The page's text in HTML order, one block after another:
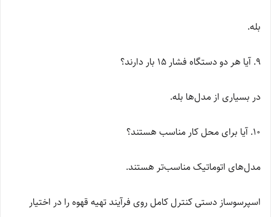
بله.
9. آیا هر دو دستگاه فشار 15 بار دارند؟
در بسیاری از مدل‌ها بله.
10. آیا برای محل کار مناسب هستند؟
مدل‌های اتوماتیک مناسب‌تر هستند.
اسپرسوساز دستی کنترل کامل روی فرآیند تهیه قهوه را در اختیار